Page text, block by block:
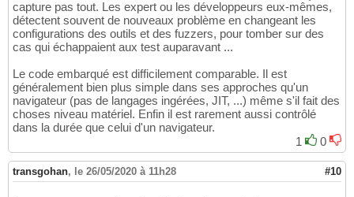
capture pas tout. Les expert ou les développeurs eux-mêmes,
détectent souvent de nouveaux problème en changeant les
configurations des outils et des fuzzers, pour tomber sur des
cas qui échappaient aux test auparavant ...
Le code embarqué est difficilement comparable. Il est
généralement bien plus simple dans ses approches qu'un
navigateur (pas de langages ingérées, JIT, ...) même s'il fait des
choses niveau matériel. Enfin il est rarement aussi contrôlé
dans la durée que celui d'un navigateur.
1
0
transgohan, le 26/05/2020 à 11h28 #10